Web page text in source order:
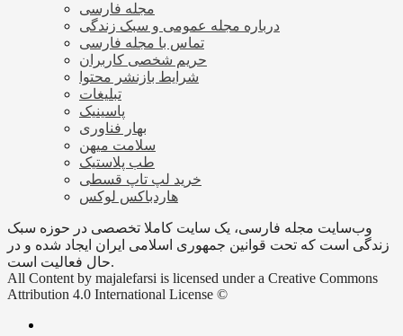
مجله فارسی
درباره مجله عمومی و سبک زندگی
تماس با مجله فارسی
حریم شخصی کاربران
شرایط بازنشر محتوا
تبلیغات
پاسینیک
بهار فناوری
سلامت میهن
طب پلاستیک
خرید لپ تاپ قسطی
هاردباکس لوکس
وب‌سایت مجله فارسی، یک سایت کاملا تخصصی در حوزه سبک
زندگی است که تحت قوانین جمهوری اسلامی ایران ایجاد شده و در
حال فعالیت است.
All Content by majalefarsi is licensed under a Creative Commons
Attribution 4.0 International License ©️